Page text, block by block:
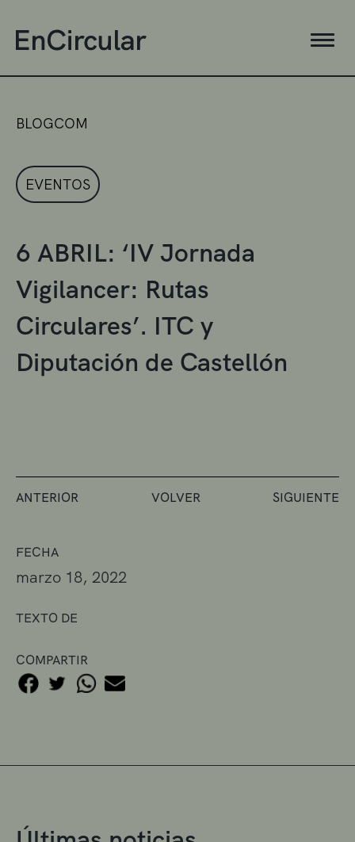
FECHA
marzo 18, 2022
TEXTO DE
COMPARTIR
BLOGCOM
EVENTOS
6 ABRIL: ‘IV Jornada
Vigilancer: Rutas
Circulares’. ITC y
Diputación de Castellón
ANTERIOR VOLVER SIGUIENTE